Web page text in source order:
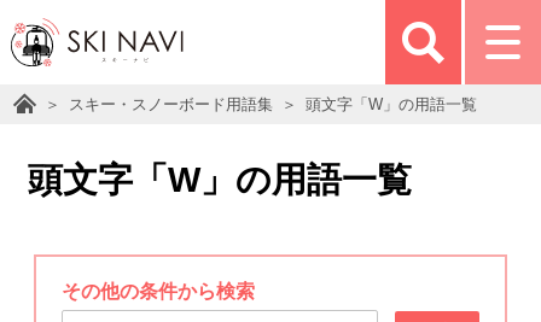
スキー・スノーボード用語集 頭文字「W」の用語一覧
頭文字「W」の用語一覧
その他の条件から検索